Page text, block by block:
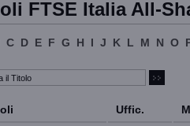
FTSE Italia All-
C D E F G H I J K L M N O
Uffic.